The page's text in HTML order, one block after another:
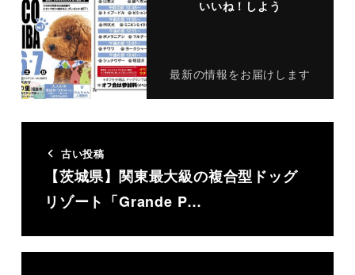
いいね！しよう
最新の情報をお届けします
古い投稿
【茨城県】関東最大級の複合型ドッグ
リゾート「Grande P…